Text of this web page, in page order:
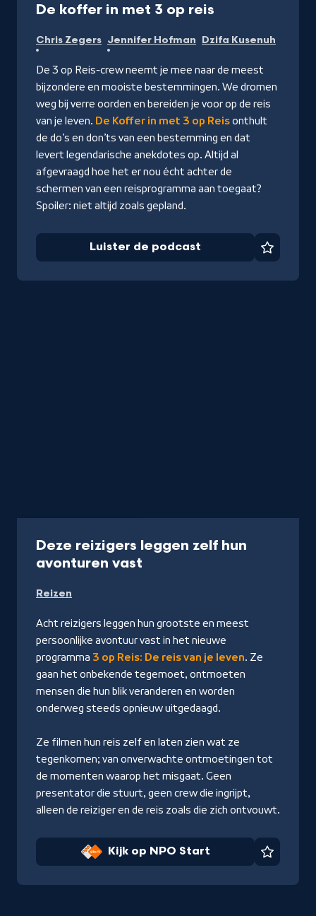
De koffer in met 3 op reis
de
podcast
Chris Zegers Jennifer Hofman Dzifa Kusenuh
De 3 op Reis-crew neemt je mee naar de meest
bijzondere en mooiste bestemmingen. We dromen
weg bij verre oorden en bereiden je voor op de reis
van je leven. De Koffer in met 3 op Reisonthult
de do’s en don’ts van een bestemming en dat
levert legendarische anekdotes op. Altijd al
afgevraagd hoe het er nou écht achter de
schermen van een reisprogramma aan toegaat?
Spoiler: niet altijd zoals gepland.
Luister de podcast
Deze reizigers leggen zelf hun
avonturen vast
Start
Reizen
Acht reizigers leggen hun grootste en meest
persoonlijke avontuur vast in het nieuwe
programma 3 op Reis: De reis van je leven. Ze
gaan het onbekende tegemoet, ontmoeten
mensen die hun blik veranderen en worden
onderweg steeds opnieuw uitgedaagd.
Ze filmen hun reis zelf en laten zien wat ze
tegenkomen; van onverwachte ontmoetingen tot
de momenten waarop het misgaat. Geen
presentator die stuurt, geen crew die ingrijpt,
alleen de reiziger en de reis zoals die zich ontvouwt.
Kijk op NPO Start